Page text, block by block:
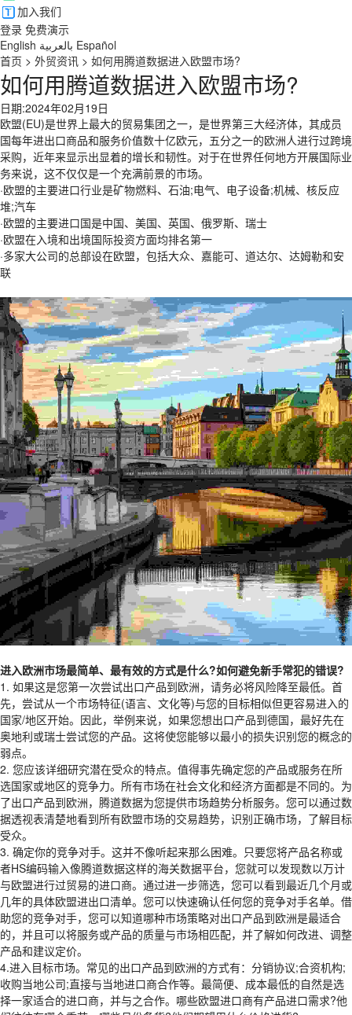
加入我们
登录 免费演示
English بالعربية Español
首页 > 外贸资讯 > 如何用腾道数据进入欧盟市场?
如何用腾道数据进入欧盟市场?
日期:2024年02月19日
欧盟(EU)是世界上最大的贸易集团之一，是世界第三大经济体，其成员
国每年进出口商品和服务价值数十亿欧元，五分之一的欧洲人进行过跨境
采购，近年来显示出显着的增长和韧性。对于在世界任何地方开展国际业
务来说，这不仅仅是一个充满前景的市场。
·欧盟的主要进口行业是矿物燃料、石油;电气、电子设备;机械、核反应
堆;汽车
·欧盟的主要进口国是中国、美国、英国、俄罗斯、瑞士
·欧盟在入境和出境国际投资方面均排名第一
·多家大公司的总部设在欧盟，包括大众、嘉能可、道达尔、达姆勒和安
联
进入欧洲市场最简单、最有效的方式是什么?如何避免新手常犯的错误?
1. 如果这是您第一次尝试出口产品到欧洲，请务必将风险降至最低。首
先，尝试从一个市场特征(语言、文化等)与您的目标相似但更容易进入的
国家/地区开始。因此，举例来说，如果您想出口产品到德国，最好先在
奥地利或瑞士尝试您的产品。这将使您能够以最小的损失识别您的概念的
弱点。
2. 您应该详细研究潜在受众的特点。值得事先确定您的产品或服务在所
选国家或地区的竞争力。所有市场在社会文化和经济方面都是不同的。为
了出口产品到欧洲，腾道数据为您提供市场趋势分析服务。您可以通过数
据透视表清楚地看到所有欧盟市场的交易趋势，识别正确市场，了解目标
受众。
3. 确定你的竞争对手。这并不像听起来那么困难。只要您将产品名称或
者HS编码输入像腾道数据这样的海关数据平台，您就可以发现数以万计
与欧盟进行过贸易的进口商。通过进一步筛选，您可以看到最近几个月或
几年的具体欧盟进出口清单。您可以快速确认任何您的竞争对手名单。借
助您的竞争对手，您可以知道哪种市场策略对出口产品到欧洲是最适合
的，并且可以将服务或产品的质量与市场相匹配，并了解如何改进、调整
产品和建议定价。
4.进入目标市场。常见的出口产品到欧洲的方式有：分销协议;合资机构;
收购当地公司;直接与当地进口商合作等。最简便、成本最低的自然是选
择一家适合的进口商，并与之合作。哪些欧盟进口商有产品进口需求?他